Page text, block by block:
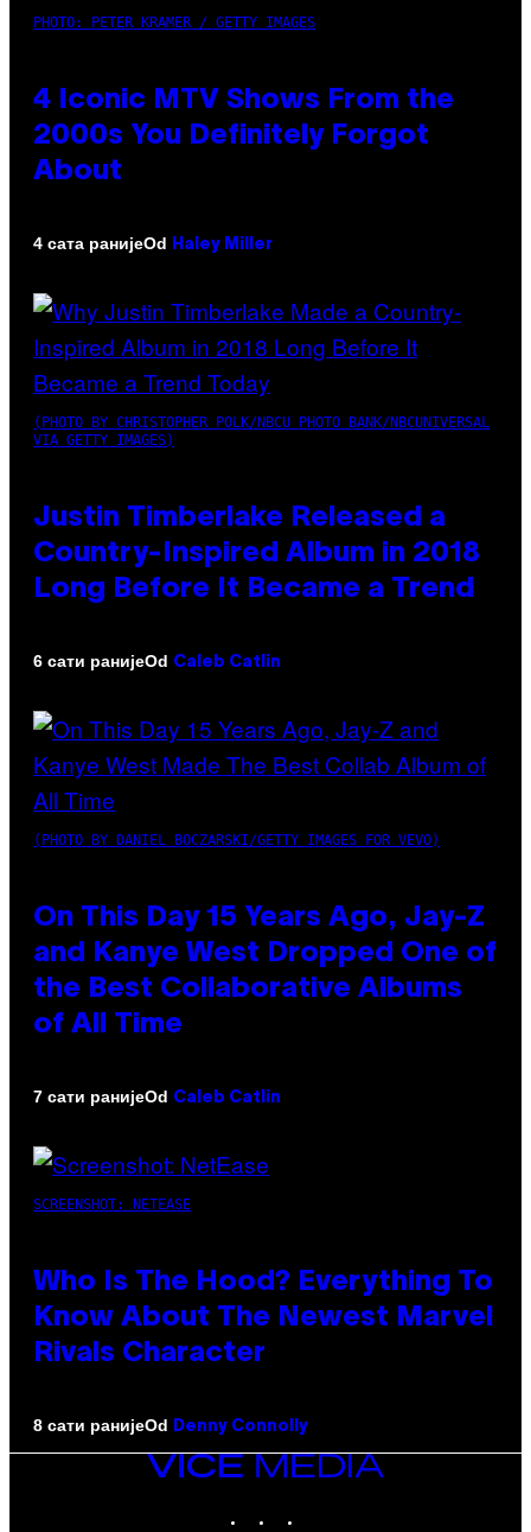
PHOTO: PETER KRAMER / GETTY IMAGES
4 Iconic MTV Shows From the
2000s You Definitely Forgot
About
4 сата ранијеOd Haley Miller
(PHOTO BY CHRISTOPHER POLK/NBCU PHOTO BANK/NBCUNIVERSAL
VIA GETTY IMAGES)
Justin Timberlake Released a
Country-Inspired Album in 2018
Long Before It Became a Trend
6 сати ранијеOd Caleb Catlin
(PHOTO BY DANIEL BOCZARSKI/GETTY IMAGES FOR VEVO)
On This Day 15 Years Ago, Jay-Z
and Kanye West Dropped One of
the Best Collaborative Albums
of All Time
7 сати ранијеOd Caleb Catlin
SCREENSHOT: NETEASE
Who Is The Hood? Everything To
Know About The Newest Marvel
Rivals Character
8 сати ранијеOd Denny Connolly
VICE
MEDIA